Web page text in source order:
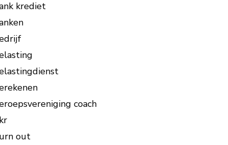
krediet
coach
out